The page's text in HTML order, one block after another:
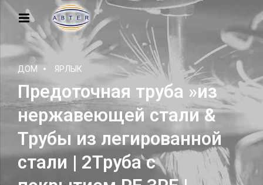
ДОМ ЯРЛЫК
Предоточная труба »из
нержавеющей стали &
Трубы из легированной
стали | 2Труба с